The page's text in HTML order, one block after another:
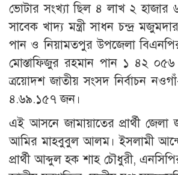
ভোটার সংখ্যা ছিল ৪ লাখ ২
সাবেক খাদ্য মন্ত্রী সাধন চন্দ্র
পান ও নিয়ামতপুর উপজেলা
মোস্তাফিজুর রহমান পান ১ ৪২
ত্রয়োদশ জাতীয় সংসদ নির্বাচন
৪.৬৯.১৫৭ জন।
এই আসনে জামায়াতের প্রার্থী জেলা
আমির মাহবুবুল আলম। ইসলামী
প্রার্থী আব্দুল হক শাহ চৌধুরী,